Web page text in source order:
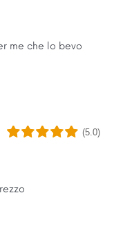
me che lo bevo
(5.0)